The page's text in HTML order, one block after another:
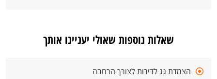
שאלות נוספות שאולי יעניינו אותך
הצמדת גג לדירות לצורך הרחבה